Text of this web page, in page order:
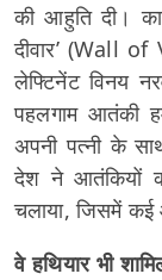
की आहुति दी।
दीवार’ (Wall
लेफ्टिनेंट विनय
पहलगाम आतंकी
अपनी पत्नी के
देश ने आतंकियों
चलाया, जिसमें कई
वे हथियार भी